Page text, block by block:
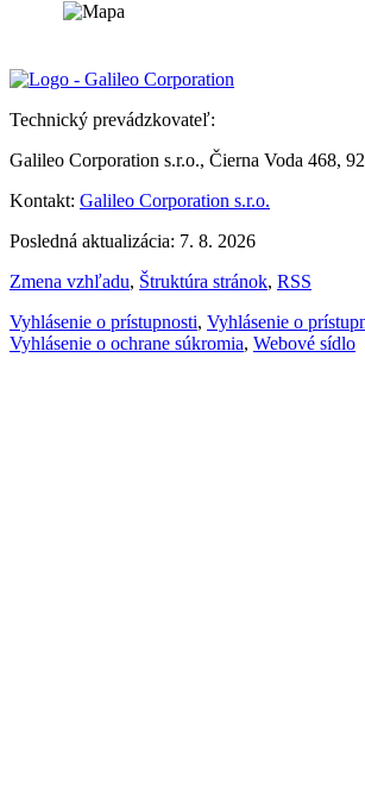
Technický prevádzkovateľ:
Galileo Corporation s.r.o., Čierna Voda 468,
Kontakt: Galileo Corporation s.r.o.
Posledná aktualizácia: 7. 8. 2026
Zmena vzhľadu, Štruktúra stránok, RSS
Vyhlásenie o prístupnosti, Vyhlásenie o
Vyhlásenie o ochrane súkromia, Webové sídlo